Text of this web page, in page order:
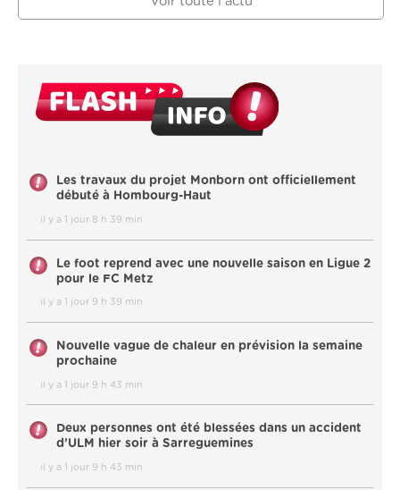
Les travaux du projet Monborn ont officiellement
débuté à Hombourg-Haut
il y a 1 jour 8 h 39 min
Le foot reprend avec une nouvelle saison en Ligue 2
pour le FC Metz
il y a 1 jour 9 h 39 min
Nouvelle vague de chaleur en prévision la semaine
prochaine
il y a 1 jour 9 h 43 min
Deux personnes ont été blessées dans un accident
d’ULM hier soir à Sarreguemines
il y a 1 jour 9 h 43 min